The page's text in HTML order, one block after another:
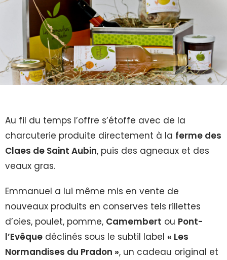
Au fil du temps l’offre s’étoffe avec de la
charcuterie produite directement à la ferme des
Claes de Saint Aubin, puis des agneaux et des
veaux gras.
Emmanuel a lui même mis en vente de
nouveaux produits en conserves tels rillettes
d’oies, poulet, pomme, Camembert ou Pont-
l’Evêque déclinés sous le subtil label « Les
Normandises du Pradon », un cadeau original et